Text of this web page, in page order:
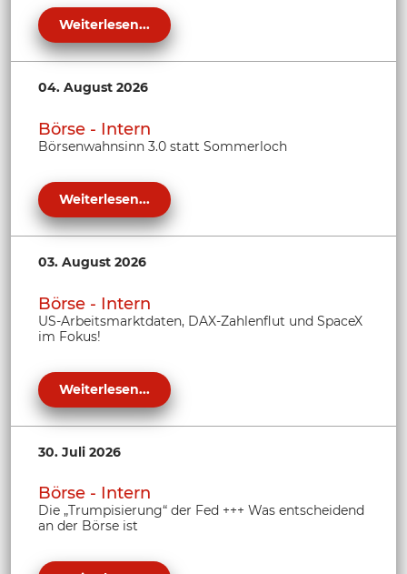
Weiterlesen...
04. August 2026
Börse - Intern
Börsenwahnsinn 3.0 statt Sommerloch
Weiterlesen...
03. August 2026
Börse - Intern
US-Arbeitsmarktdaten, DAX-Zahlenflut und SpaceX
im Fokus!
Weiterlesen...
30. Juli 2026
Börse - Intern
Die „Trumpisierung“ der Fed +++ Was entscheidend
an der Börse ist